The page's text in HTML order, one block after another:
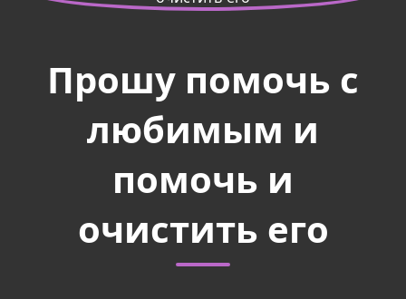
Прошу помочь с
любимым и
помочь и
очистить его